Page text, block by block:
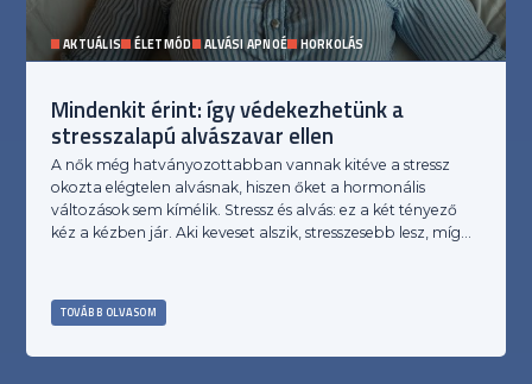
AKTUÁLIS ÉLETMÓD ALVÁSI APNOÉ HORKOLÁS
Mindenkit érint: így védekezhetünk a
stresszalapú alvászavar ellen
A nők még hatványozottabban vannak kitéve a stressz
okozta elégtelen alvásnak, hiszen őket a hormonális
változások sem kímélik. Stressz és alvás: ez a két tényező
kéz a kézben jár. Aki keveset alszik, stresszesebb lesz, míg…
TOVÁBB OLVASOM